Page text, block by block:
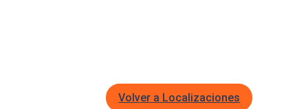
Volver a Localizaciones